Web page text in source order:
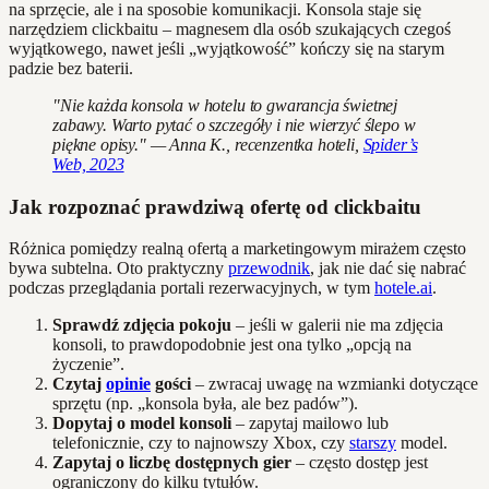
na sprzęcie, ale i na sposobie komunikacji. Konsola staje się
narzędziem clickbaitu – magnesem dla osób szukających czegoś
wyjątkowego, nawet jeśli „wyjątkowość” kończy się na starym
padzie bez baterii.
"Nie każda konsola w hotelu to gwarancja świetnej
zabawy. Warto pytać o szczegóły i nie wierzyć ślepo w
piękne opisy." — Anna K., recenzentka hoteli, Spider’s
Web, 2023
Jak rozpoznać prawdziwą ofertę od clickbaitu
Różnica pomiędzy realną ofertą a marketingowym mirażem często
bywa subtelna. Oto praktyczny przewodnik, jak nie dać się nabrać
podczas przeglądania portali rezerwacyjnych, w tym hotele.ai.
Sprawdź zdjęcia pokoju – jeśli w galerii nie ma zdjęcia
konsoli, to prawdopodobnie jest ona tylko „opcją na
życzenie”.
Czytaj opinie gości – zwracaj uwagę na wzmianki dotyczące
sprzętu (np. „konsola była, ale bez padów”).
Dopytaj o model konsoli – zapytaj mailowo lub
telefonicznie, czy to najnowszy Xbox, czy starszy model.
Zapytaj o liczbę dostępnych gier – często dostęp jest
ograniczony do kilku tytułów.